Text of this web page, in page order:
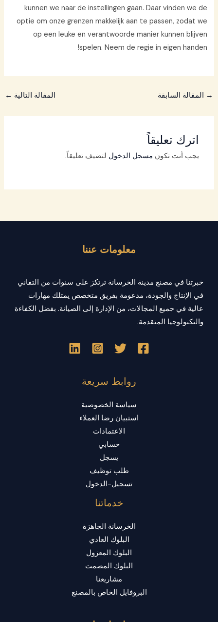
kunnen we naar de instellingen gaan. Daar vinden we de
optie om onze grenzen makkelijk aan te passen, zodat we
op een leuke en verantwoorde manier kunnen blijven
spelen. Neem de regie in eigen handen!
→ المقالة السابقة المقالة التالية ←
اترك تعليقاً
يجب أنت تكون مسجل الدخول لتضيف تعليقاً.
معلومات عننا
خبرتنا في مصنع مدينة الخرسانة ترتكز على سنوات من التفاني
في الإنتاج والجودة، مدعومة بفريق متخصص يمتلك مهارات
عالية في جميع المجالات، من الإدارة إلى الصيانة. بفضل الكفاءة
والتكنولوجيا المتقدمة.
روابط سريعة
سياسة الخصوصية
استبيان رضا العملاء
الاعتمادات
حسابي
يسجل
طلب توظيف
تسجيل-الدخول
خدماتنا
الخرسانة الجاهزة
البلوك العادي
البلوك المعزول
البلوك المصمت
مشاريعنا
البروفايل الخاص بالمصنع